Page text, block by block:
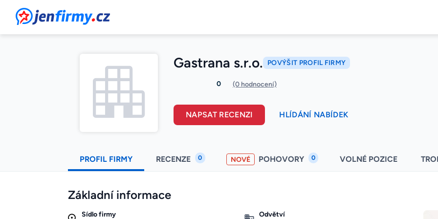
JenFirmy.cz
Gastrana s.r.o. POVÝŠIT PROFIL FIRMY
0 (0 hodnocení)
NAPSAT RECENZI HLÍDÁNÍ NABÍDEK
PROFIL FIRMY RECENZE 0 NOVÉ POHOVORY 0 VOLNÉ POZICE
Základní informace
Sídlo firmy Odvětví